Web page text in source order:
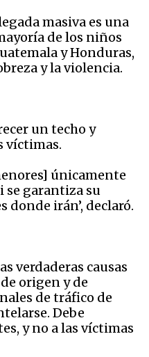
masiva es una
de los niños
y Honduras,
y la violencia.
un techo y
víctimas.
únicamente
se garantiza su
donde irán’, declaró.
verdaderas causas
origen y de
de tráfico de
Debe
y no a las víctimas